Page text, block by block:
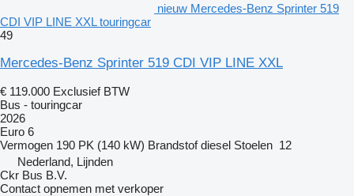
nieuw Mercedes-Benz Sprinter 519
CDI VIP LINE XXL touringcar
49
Mercedes-Benz Sprinter 519 CDI VIP LINE XXL
€ 119.000 Exclusief BTW
Bus - touringcar
2026
Euro 6
Vermogen 190 PK (140 kW) Brandstof diesel Stoelen 12
Nederland, Lijnden
Ckr Bus B.V.
Contact opnemen met verkoper